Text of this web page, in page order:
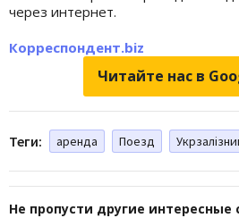
через интернет.
Корреспондент.biz
Читайте нас в
Теги: аренда Поезд
Не пропусти другие